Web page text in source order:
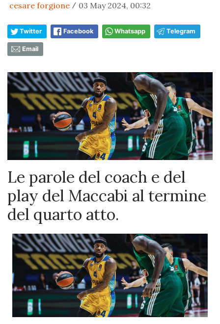
cesare forgione / 03 May 2024, 00:32
Twitter Facebook Whatsapp Telegram
Email
Le parole del coach e del
play del Maccabi al termine
del quarto atto.